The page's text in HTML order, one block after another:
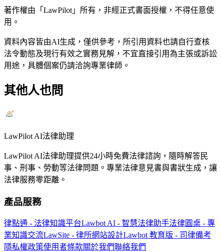
著作權由「LawPilot」所有，非經正式書面授權，不得任意使
用。
資料內容皆由AI生成，僅供參考，所引用資料也請自行查核
法令動態及現行有效之實務見解，不宜直接引用為主張或訴訟
用途，具體個案仍請洽詢專業律師。
其他人也問
LawPilot AI法律助理
LawPilot AI法律助理提供24小時免費法律諮詢，隨時解答民
事、刑事、勞動等法律問題。專業法律意見書與書狀生成，讓
法律服務零距離。
產品服務
律點通 - 法律知識平台Lawbot AI - 智慧法律助手法律圓桌 - 專
業知識交流LawSite - 律所網站設計Lawbot 教育版 - 司律備考
隱私權政策使用者條款關於我們聯絡我們